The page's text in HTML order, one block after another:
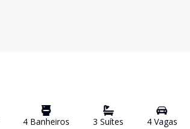
4 Banheiros 3 Suítes 4Vagas